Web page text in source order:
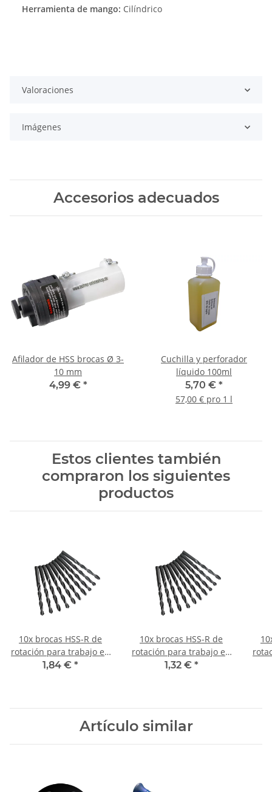
Herramienta de mango: Cilíndrico
Valoraciones
Imágenes
Accesorios adecuados
Afilador de HSS brocas Ø 3-
10 mm
4,99 € *
Cuchilla y perforador
líquido 100ml
5,70 € *
57,00 € pro 1 l
Estos clientes también
compraron los siguientes
productos
10x brocas HSS-R de
rotación para trabajo en
metal DIN338N Ø 3,2
1,84 € *
10x brocas HSS-R de
rotación para trabajo en
metal DIN338N Ø 0,6
1,32 € *
Artículo similar